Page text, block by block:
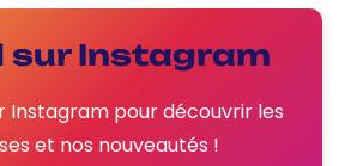
sur Instagram
Instagram pour découvrir les
et nos nouveautés !